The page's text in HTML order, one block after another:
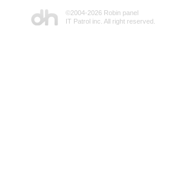
©2004-2026 Robin panel
IT Patrol inc. All right reserved.